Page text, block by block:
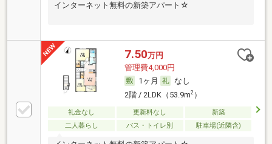
インターネット無料の新築アパート☆
7.50万円
管理費4,000円
1ヶ月
なし
2階 / 2LDK（53.9m2）
礼金なし 更新料なし
新築
二人暮らし
バス・トイレ別 駐車場(近隣含)